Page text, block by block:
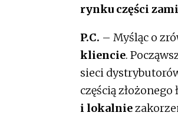
rynku części
P.C. – Myśląc o
kliencie.
sieci
częścią
i lokalnie